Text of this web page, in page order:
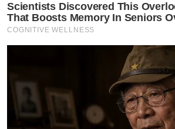
Scientists Discovered This
That Boosts Memory In Seniors
COGNITIVE WELLNESS